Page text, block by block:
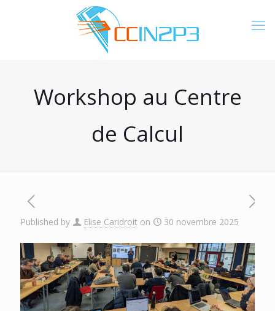
Workshop au Centre
de Calcul
Published by Elise Caridroit on 30 novembre 2025